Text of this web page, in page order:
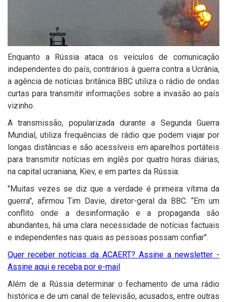
Enquanto a Rússia ataca os veículos de comunicação
independentes do país, contrários à guerra contra a Ucrânia,
a agência de notícias britânica BBC utiliza o rádio de ondas
curtas para transmitir informações sobre a invasão ao país
vizinho.
A transmissão, popularizada durante a Segunda Guerra
Mundial, utiliza frequências de rádio que podem viajar por
longas distâncias e são acessíveis em aparelhos portáteis
para transmitir notícias em inglês por quatro horas diárias,
na capital ucraniana, Kiev, e em partes da Rússia.
"Muitas vezes se diz que a verdade é primeira vítima da
guerra", afirmou Tim Davie, diretor-geral da BBC. “Em um
conflito onde a desinformação e a propaganda são
abundantes, há uma clara necessidade de notícias factuais
e independentes nas quais as pessoas possam confiar".
Quer receber notícias da ACAERT? Assine a newsletter -
Assine aqui e receba por e-mail
Além de a Rússia determinar o fechamento de uma rádio
histórica e de um canal de televisão, acusados, entre outras